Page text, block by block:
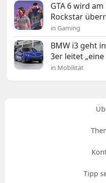
GTA 6 wird
Rockstar
in Gaming
BMW i3 geht
3er leitet „eine
in Mobilität
Tipp